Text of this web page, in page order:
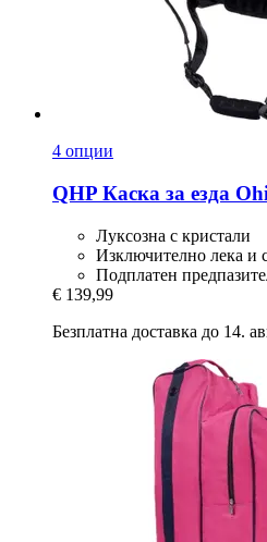
4 опции
QHP Каска за езда
Луксозна с кристали
Изключително лека и
Подплатен
€ 139,99
Безплатна доставка до 14.